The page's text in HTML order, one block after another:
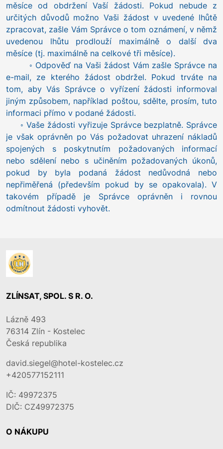
měsíce od obdržení Vaší žádosti. Pokud nebude z
určitých důvodů možno Vaši žádost v uvedené lhůtě
zpracovat, zašle Vám Správce o tom oznámení, v němž
uvedenou lhůtu prodlouží maximálně o další dva
měsíce (tj. maximálně na celkové tři měsíce).
◦ Odpověď na Vaši žádost Vám zašle Správce na
e-mail, ze kterého žádost obdržel. Pokud trváte na
tom, aby Vás Správce o vyřízení žádosti informoval
jiným způsobem, například poštou, sdělte, prosím, tuto
informaci přímo v podané žádosti.
◦ Vaše žádosti vyřizuje Správce bezplatně. Správce
je však oprávněn po Vás požadovat uhrazení nákladů
spojených s poskytnutím požadovaných informací
nebo sdělení nebo s učiněním požadovaných úkonů,
pokud by byla podaná žádost nedůvodná nebo
nepřiměřená (především pokud by se opakovala). V
takovém případě je Správce oprávněn i rovnou
odmítnout žádosti vyhovět.
ZLÍNSAT, SPOL. S R. O.
Lázně 493
76314 Zlín - Kostelec
Česká republika
david.siegel@hotel-kostelec.cz
+420577152111
IČ: 49972375
DIČ: CZ49972375
O NÁKUPU